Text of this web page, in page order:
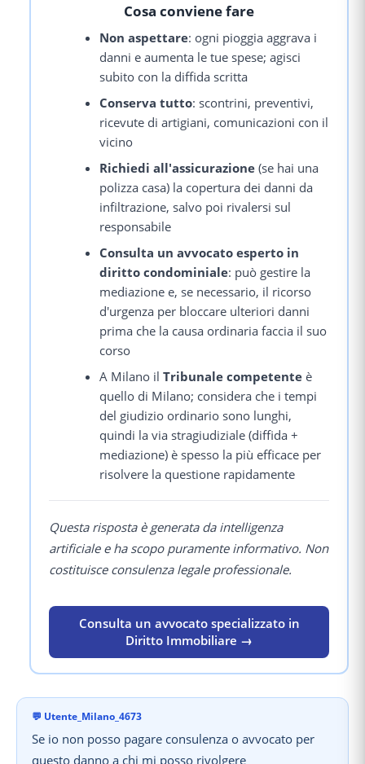
Cosa conviene fare
Non aspettare: ogni pioggia aggrava i
danni e aumenta le tue spese; agisci
subito con la diffida scritta
Conserva tutto: scontrini, preventivi,
ricevute di artigiani, comunicazioni con il
vicino
Richiedi all'assicurazione (se hai una
polizza casa) la copertura dei danni da
infiltrazione, salvo poi rivalersi sul
responsabile
Consulta un avvocato esperto in
diritto condominiale: può gestire la
mediazione e, se necessario, il ricorso
d'urgenza per bloccare ulteriori danni
prima che la causa ordinaria faccia il suo
corso
A Milano ilTribunale competente è
quello di Milano; considera che i tempi
del giudizio ordinario sono lunghi,
quindi la via stragiudiziale (diffida +
mediazione) è spesso la più efficace per
risolvere la questione rapidamente
Questa risposta è generata da intelligenza
artificiale e ha scopo puramente informativo. Non
costituisce consulenza legale professionale.
Consulta un avvocato specializzato in
Diritto Immobiliare →
💬 Utente_Milano_4673
Se io non posso pagare consulenza o avvocato per
questo danno a chi mi posso rivolgere